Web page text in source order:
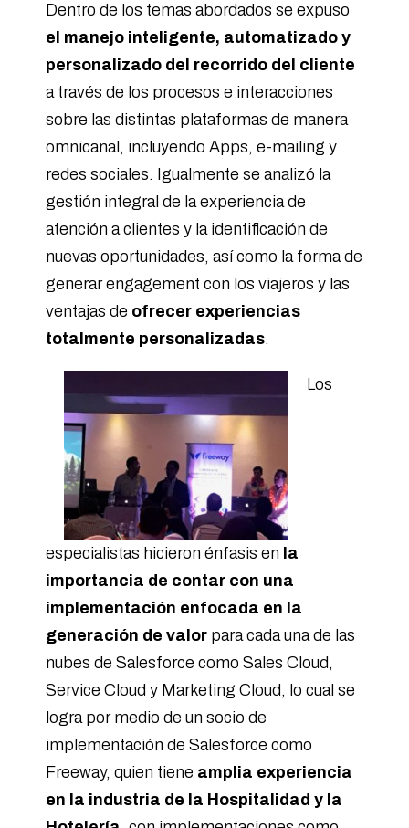
Dentro de los temas abordados se expuso
el manejo inteligente, automatizado y
personalizado del recorrido del cliente
a través de los procesos e interacciones
sobre las distintas plataformas de manera
omnicanal, incluyendo Apps, e-mailing y
redes sociales. Igualmente se analizó la
gestión integral de la experiencia de
atención a clientes y la identificación de
nuevas oportunidades, así como la forma de
generar engagement con los viajeros y las
ventajas de ofrecer experiencias
totalmente personalizadas.
Los
especialistas hicieron énfasis en la
importancia de contar con una
implementación enfocada en la
generación de valorpara cada una de las
nubes de Salesforce como Sales Cloud,
Service Cloud y Marketing Cloud, lo cual se
logra por medio de un socio de
implementación de Salesforce como
Freeway, quien tiene amplia experiencia
en la industria de la Hospitalidad y la